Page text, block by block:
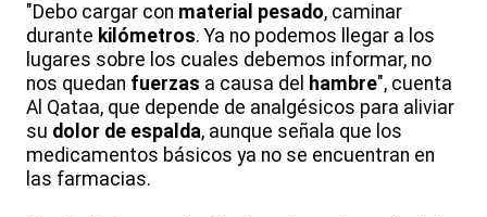
"Debo cargar con material pesado, caminar
durante kilómetros. Ya no podemos llegar a los
lugares sobre los cuales debemos informar, no
nos quedan fuerzas a causa del hambre", cuenta
Al Qataa, que depende de analgésicos para aliviar
su dolor de espalda, aunque señala que los
medicamentos básicos ya no se encuentran en
las farmacias.